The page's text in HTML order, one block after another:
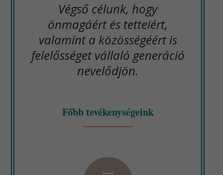
Végső célunk, hogy
önmagáért és tetteiért,
valamint a közösségéért is
felelősséget vállaló generáció
nevelődjön.
Főbb tevékenységeink